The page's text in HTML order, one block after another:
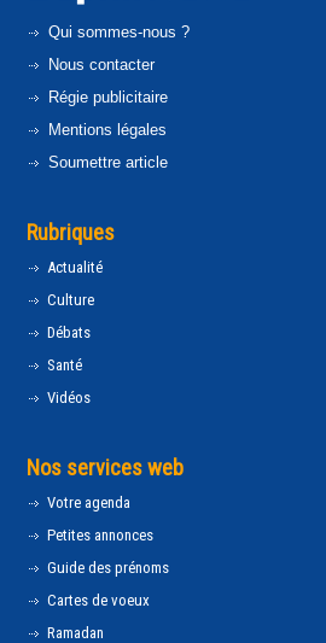
Qui sommes-nous ?
Nous contacter
Régie publicitaire
Mentions légales
Soumettre article
Rubriques
Actualité
Culture
Débats
Santé
Vidéos
Nos services web
Votre agenda
Petites annonces
Guide des prénoms
Cartes de voeux
Ramadan